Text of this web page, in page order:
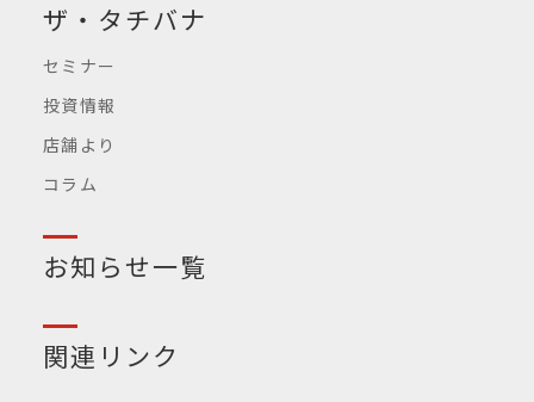
ザ・タチバナ
セミナー
投資情報
店舗より
コラム
お知らせ一覧
関連リンク